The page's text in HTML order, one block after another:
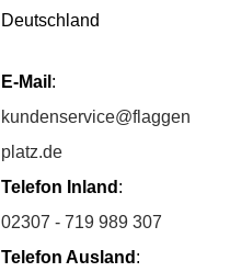
Deutschland
E-Mail :
kundenservice@flaggen
platz.de
Telefon Inland :
02307 - 719 989 307
Telefon Ausland :